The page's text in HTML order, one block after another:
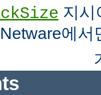
지시
에서